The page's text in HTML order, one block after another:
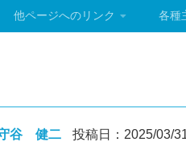
他ページへのリンク 各種
谷 健二 投稿日：2025/03/